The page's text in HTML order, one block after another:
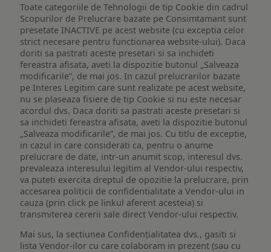
Toate categoriile de Tehnologii de tip Cookie din cadrul
Scopurilor de Prelucrare bazate pe Consimtamant sunt
presetate INACTIVE pe acest website (cu exceptia celor
strict necesare pentru functionarea website-ului). Daca
doriti sa pastrati aceste presetari si sa inchideti
fereastra afisata, aveti la dispozitie butonul „Salveaza
modificarile”, de mai jos. In cazul prelucrarilor bazate
pe Interes Legitim care sunt realizate pe acest website,
nu se plaseaza fisiere de tip Cookie si nu este necesar
acordul dvs. Daca doriti sa pastrati aceste presetari si
sa inchideti fereastra afisata, aveti la dispozitie butonul
„Salveaza modificarile”, de mai jos. Cu titlu de exceptie,
in cazul in care considerati ca, pentru o anume
prelucrare de date, intr-un anumit scop, interesul dvs.
prevaleaza interesului legitim al Vendor-ului respectiv,
va puteti exercita dreptul de opozitie la prelucrare, prin
accesarea politicii de confidentialitate a Vendor-ului in
cauza (prin click pe linkul aferent acesteia) si
transmiterea cererii sale direct Vendor-ului respectiv.
Mai sus, la sectiunea Confidențialitatea dvs., gasiti si
lista Vendor-ilor cu care colaboram in prezent (sau cu